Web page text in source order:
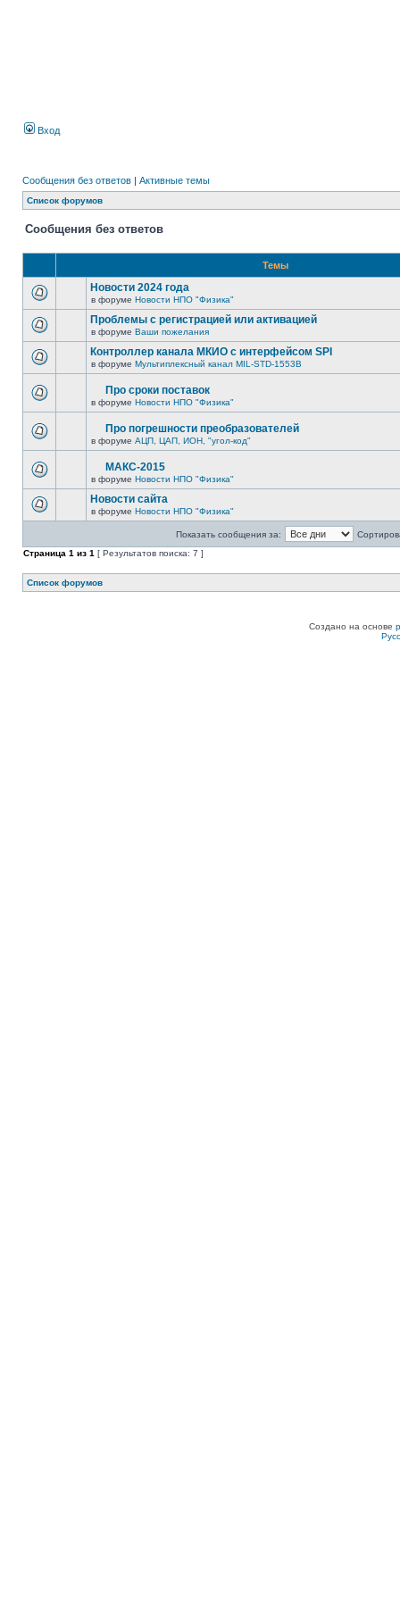
Вход
Сообщения без ответов | Активные темы
Список форумов
Сообщения без ответов
Темы
Новости 2024 года
в форуме Новости НПО "Физика"
Проблемы с регистрацией или активацией
в форуме Ваши пожелания
Контроллер канала МКИО с интерфейсом SPI
в форуме Мультиплексный канал MIL-STD-1553B
Про сроки поставок
в форуме Новости НПО "Физика"
Про погрешности преобразователей
в форуме АЦП, ЦАП, ИОН, "угол-код"
МАКС-2015
в форуме Новости НПО "Физика"
Новости сайта
в форуме Новости НПО "Физика"
Показать сообщения за:
Страница 1 из 1 [ Результатов поиска: 7 ]
Список форумов
Создано на основе